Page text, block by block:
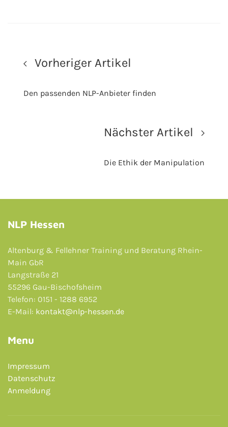
Vorheriger Artikel
Den passenden NLP-Anbieter finden
Nächster Artikel
Die Ethik der Manipulation
NLP Hessen
Altenburg & Fellehner Training und Beratung Rhein-
Main GbR
Langstraße 21
55296 Gau-Bischofsheim
Telefon: 0151 - 1288 6952
E-Mail: kontakt@nlp-hessen.de
Menu
Impressum
Datenschutz
Anmeldung